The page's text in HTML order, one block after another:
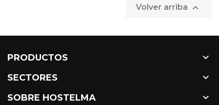
Volver arriba 
PRODUCTOS 
SECTORES 
SOBRE HOSTELMA 